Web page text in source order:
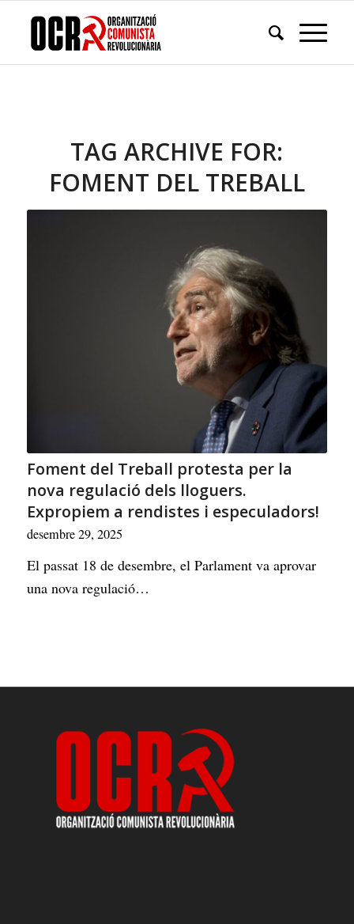
TAG ARCHIVE FOR:
FOMENT DEL TREBALL
Foment del Treball protesta per la
nova regulació dels lloguers.
Expropiem a rendistes i especuladors!
desembre 29, 2025
El passat 18 de desembre, el Parlament va aprovar
una nova regulació…